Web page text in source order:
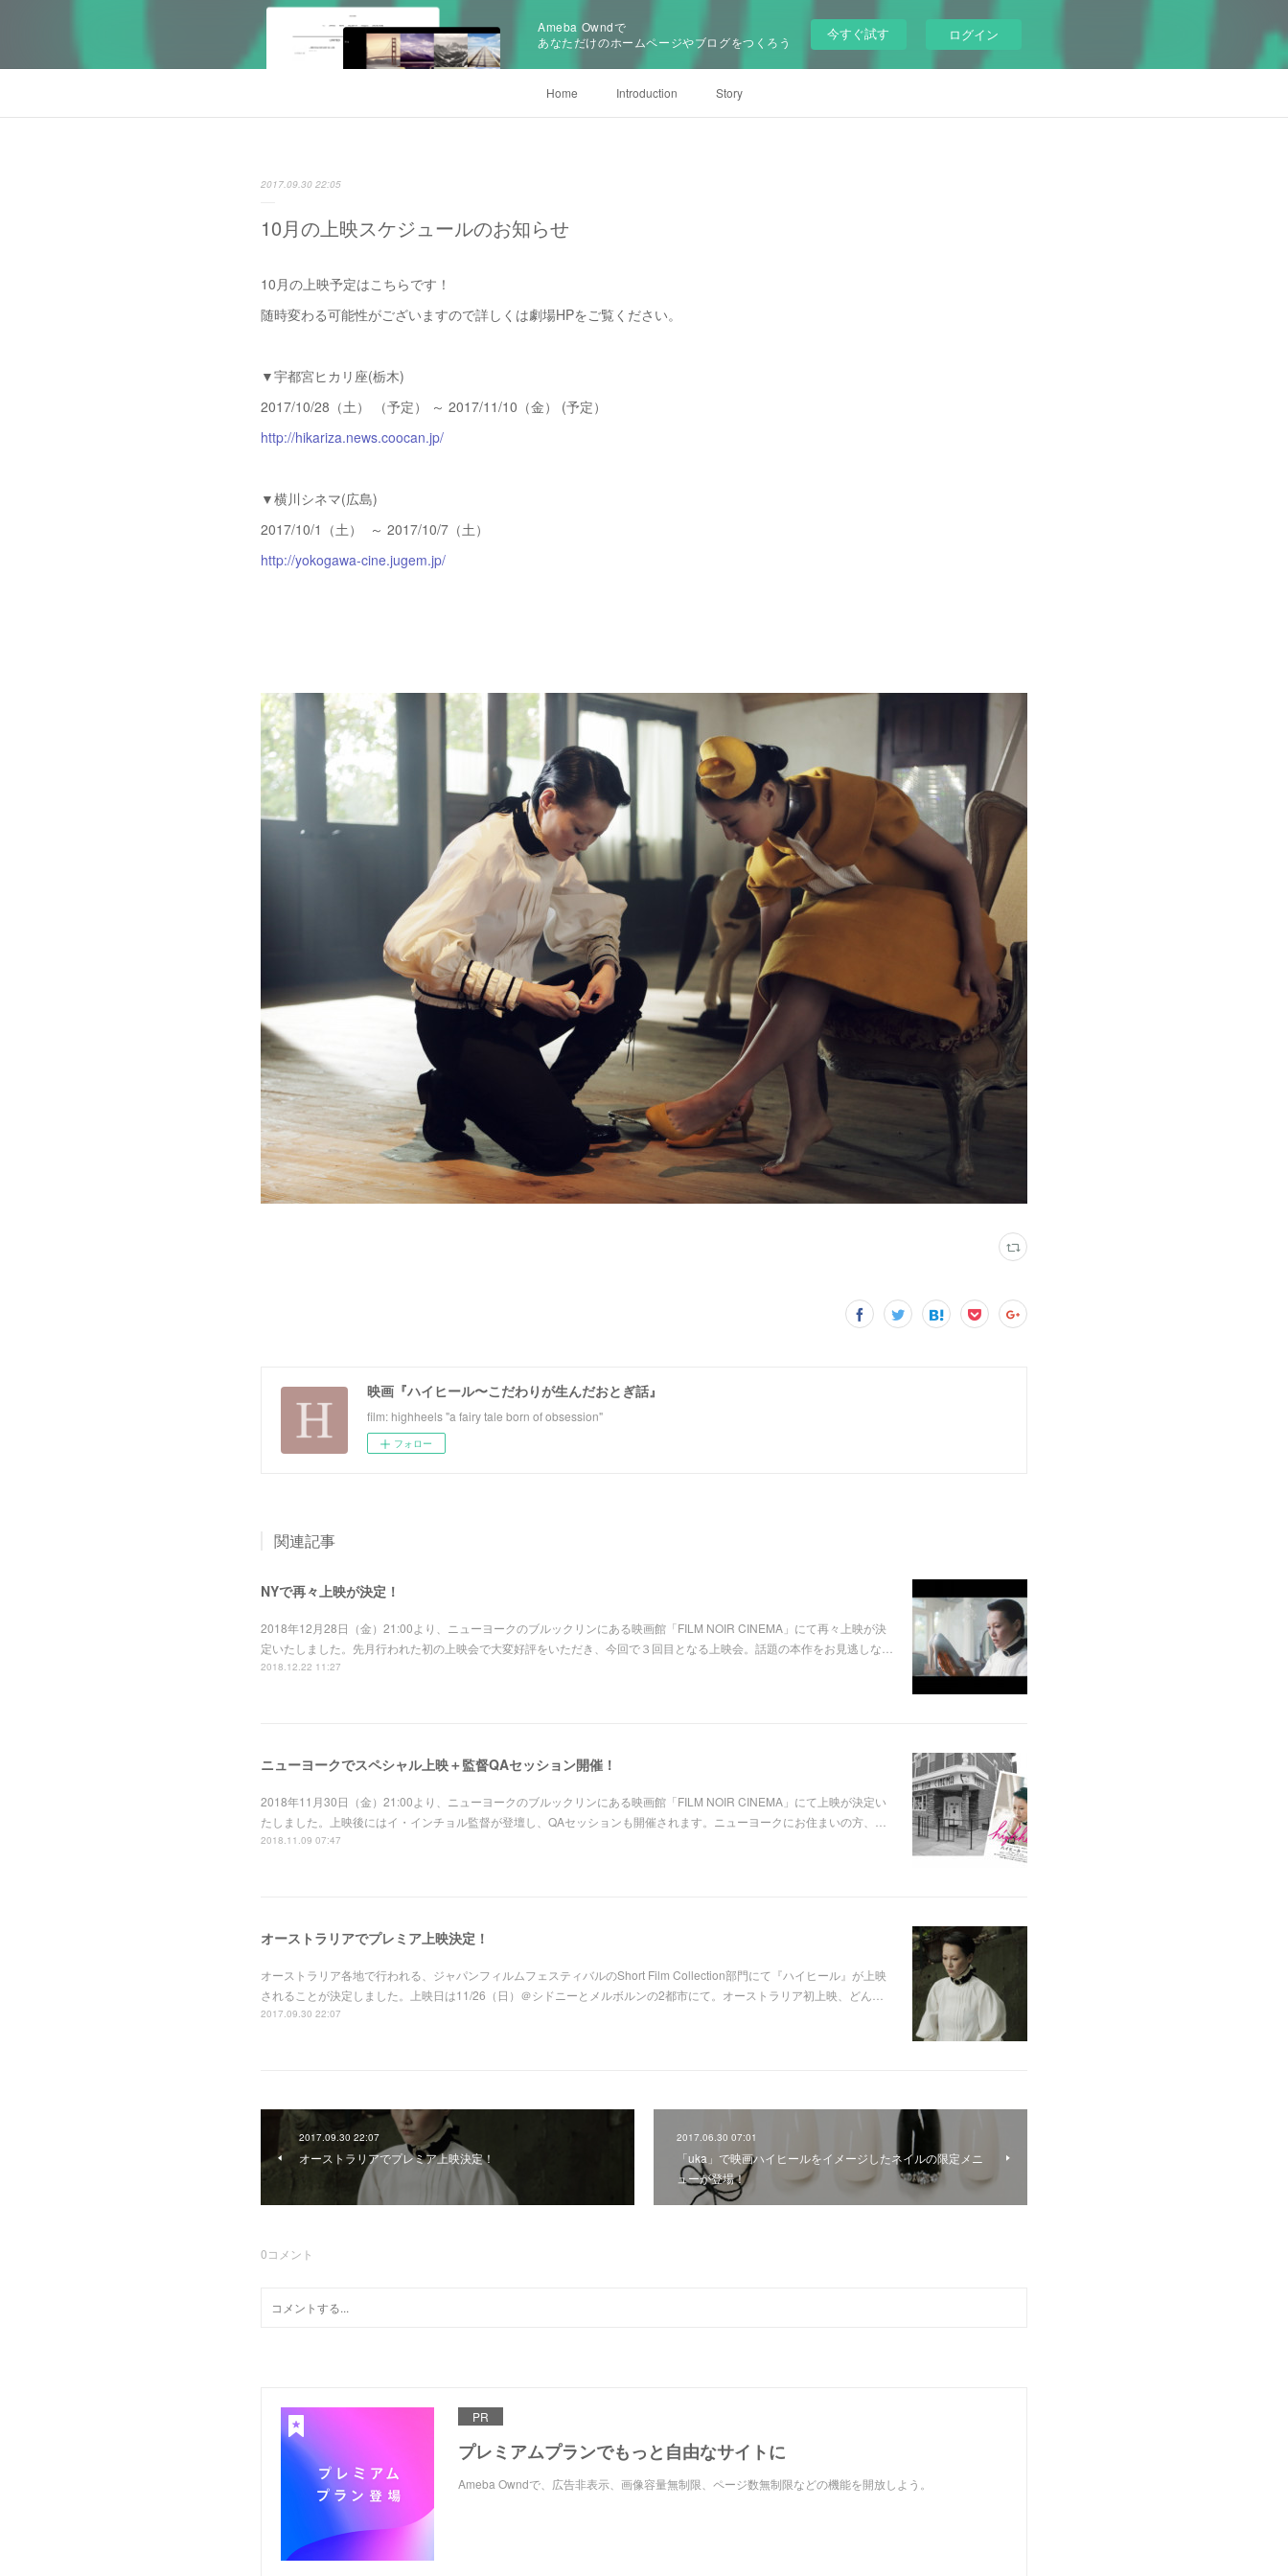
Ameba Owndで
あなただけのホームページやブログをつくろう
今すぐ試す ログイン
Home Introduction Story
2017.09.30 22:05
10月の上映スケジュールのお知らせ
10月の上映予定はこちらです！
随時変わる可能性がございますので詳しくは劇場HPをご覧ください。
▼宇都宮ヒカリ座(栃木)
2017/10/28（土） （予定） ～ 2017/11/10（金） (予定）
http://hikariza.news.coocan.jp/
▼横川シネマ(広島)
2017/10/1（土） ～ 2017/10/7（土）
http://yokogawa-cine.jugem.jp/
映画『ハイヒール〜こだわりが生んだおとぎ話』
film: highheels "a fairy tale born of obsession"
フォロー
関連記事
NYで再々上映が決定！
2018年12月28日（金）21:00より、ニューヨークのブルックリンにある映画館「FILM NOIR CINEMA」にて再々上映が決
定いたしました。先月行われた初の上映会で大変好評をいただき、今回で３回目となる上映会。話題の本作をお見逃しな…
2018.12.22 11:27
ニューヨークでスペシャル上映＋監督QAセッション開催！
2018年11月30日（金）21:00より、ニューヨークのブルックリンにある映画館「FILM NOIR CINEMA」にて上映が決定い
たしました。上映後にはイ・インチョル監督が登壇し、QAセッションも開催されます。ニューヨークにお住まいの方、…
2018.11.09 07:47
オーストラリアでプレミア上映決定！
オーストラリア各地で行われる、ジャパンフィルムフェスティバルのShort Film Collection部門にて『ハイヒール』が上映
されることが決定しました。上映日は11/26（日）＠シドニーとメルボルンの2都市にて。オーストラリア初上映、どん…
2017.09.30 22:07
2017.09.30 22:07
オーストラリアでプレミア上映決定！
2017.06.30 07:01
「uka」で映画ハイヒールをイメージしたネイルの限定メニ
ューが登場！
0コメント
PR
プレミアムプランでもっと自由なサイトに
Ameba Owndで、広告非表示、画像容量無制限、ページ数無制限などの機能を開放しよう。